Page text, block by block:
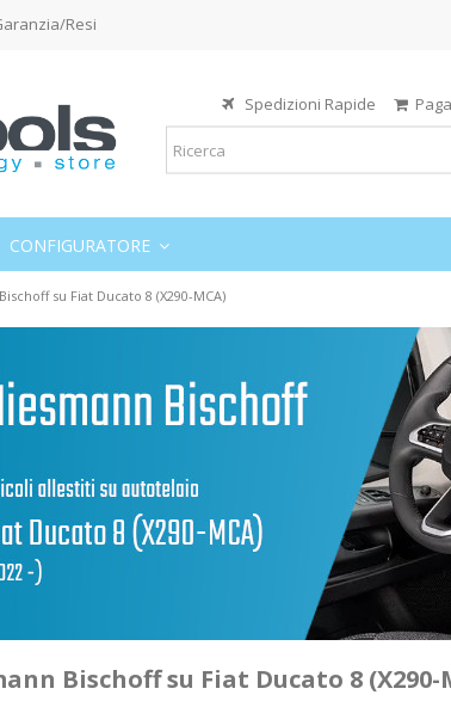
Resi
Spedizioni Rapide
CONFIGURATORE
su Fiat Ducato 8 (X290-MCA)
Bischoff su Fiat Ducato 8 (X290-